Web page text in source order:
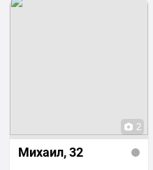
2
Михаил, 32